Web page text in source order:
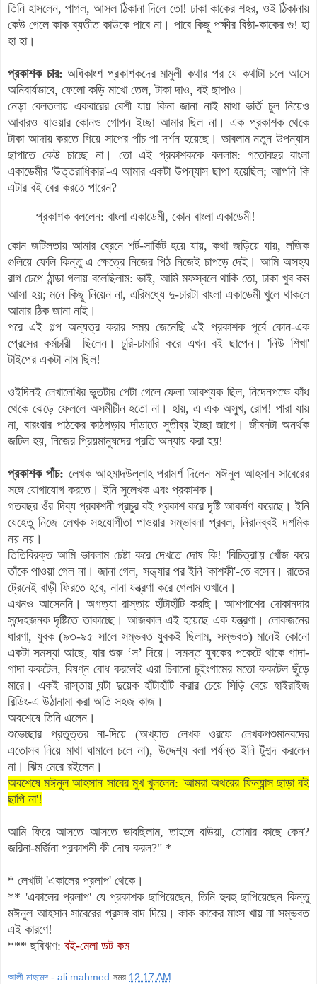
তিনি হাসলেন, পাগল, আসল ঠিকানা দিলে তো! ঢাকা কাকের শহর, ওই ঠিকানায়
কেউ গেলে কাক ব্যতীত কাউকে পাবে না। পাবে কিছু পক্ষীর বিষ্ঠা-কাকের গু! হা
হা হা।
প্রকাশক চার: অধিকাংশ প্রকাশকদের মামুলী কথার পর যে কথাটা চলে আসে
অনিবার্যভাবে, ফেলো কড়ি মাখো তেল, টাকা দাও, বই ছাপাও।
নেড়া বেলতলায় একবারের বেশী যায় কিনা জানা নাই মাথা ভর্তি চুল নিয়েও
আবারও যাওয়ার কোনও গোপন ইচ্ছা আমার ছিল না। এক প্রকাশক থেকে
টাকা আদায় করতে গিয়ে সাপের পাঁচ পা দর্শন হয়েছে। ভাবলাম নতুন উপন্যাস
ছাপাতে কেউ চাচ্ছে না। তো এই প্রকাশককে বললাম: গতোবছর বাংলা
একাডেমীর 'উত্তরাধিকার'-এ আমার একটা উপন্যাস ছাপা হয়েছিল; আপনি কি
এটার বই বের করতে পারেন?
প্রকাশক বললেন: বাংলা একাডেমী, কোন বাংলা একাডেমী!
কোন জটিলতায় আমার ব্রেনে শর্ট-সার্কিট হয়ে যায়, কথা জড়িয়ে যায়, লজিক
গুলিয়ে ফেলি কিন্তু এ ক্ষেত্রে নিজের পিঠ নিজেই চাপড়ে দেই। আমি অসহ্য
রাগ চেপে ঠান্ডা গলায় বলেছিলাম: ভাই, আমি মফস্বলে থাকি তো, ঢাকা খুব কম
আসা হয়; মনে কিছু নিয়েন না, এরিমধ্যে দু-চারটা বাংলা একাডেমী খুলে থাকলে
আমার ঠিক জানা নাই।
পরে এই গল্প অন্যত্র করার সময় জেনেছি এই প্রকাশক পূর্বে কোন-এক
প্রেসের কর্মচারী ছিলেন। চুরি-চামারি করে এখন বই ছাপেন। 'নিউ শিখা'
টাইপের একটা নাম ছিল!
ওইদিনই লেখালেখির ভুতটার পেটা গেলে ফেলা আবশ্যক ছিল, নিদেনপক্ষে কাঁধ
থেকে ঝেড়ে ফেললে অসমীচীন হতো না। হায়, এ এক অসুখ, রোগ! পারা যায়
না, বারংবার পাঠকের কাঠগড়ায় দাঁড়াতে সুতীব্র ইচ্ছা জাগে। জীবনটা অনর্থক
জটিল হয়, নিজের প্রিয়মানুষদের প্রতি অন্যায় করা হয়!
প্রকাশক পাঁচ: লেখক আহমাদউল্লাহ পরামর্শ দিলেন মঈনুল আহসান সাবেরের
সঙ্গে যোগাযোগ করতে। ইনি সুলেখক এবং প্রকাশক।
গতবছর ওঁর দিব্য প্রকাশনী প্রচুর বই প্রকাশ করে দৃষ্টি আকর্ষণ করেছে। ইনি
যেহেতু নিজে লেখক সহযোগীতা পাওয়ার সম্ভাবনা প্রবল, নিরানব্বই দশমিক
নয় নয়।
তিতিবিরক্ত আমি ভাবলাম চেষ্টা করে দেখতে দোষ কি! 'বিচিত্রা'য় খোঁজ করে
তাঁকে পাওয়া গেল না। জানা গেল, সন্ধ্যার পর ইনি 'কাশফী'-তে বসেন। রাতের
ট্রেনেই বাড়ী ফিরতে হবে, নানা যন্ত্রণা করে গেলাম ওখানে।
এখনও আসেননি। অগত্যা রাস্তায় হাঁটাহাঁটি করছি। আশপাশের দোকানদার
সন্দেহজনক দৃষ্টিতে তাকাচ্ছে। আজকাল এই হয়েছে এক যন্ত্রণা। লোকজনের
ধারণা, যুবক (৯৩-৯৫ সালে সম্ভবত যুবকই ছিলাম, সম্ভবত) মানেই কোনো
একটা সমস্যা আছে, যার শুরু ‘স’ দিয়ে। সমস্ত যুবকের পকেটে থাকে গাদা-
গাদা ককটেল, বিষণ্ন বোধ করলেই এরা চিবানো চুইংগামের মতো ককটেল ছুঁড়ে
মারে। একই রাস্তায় ঘন্টা দুয়েক হাঁটাহাঁটি করার চেয়ে সিড়ি বেয়ে হাইরাইজ
বিল্ডিং-এ উঠানামা করা অতি সহজ কাজ।
অবশেষে তিনি এলেন।
শুভেচ্ছার প্রতুত্তর না-দিয়ে (অখ্যাত লেখক ওরফে লেখকপশুমানবদের
এতোসব নিয়ে মাথা ঘামালে চলে না), উদ্দেশ্য বলা পর্যন্ত ইনি টুঁশব্দ করলেন
না। ঝিম মেরে রইলেন।
অবশেষে মঈনুল আহসান সাবের মুখ খুললেন: 'আমরা অথরের ফিন্যান্স ছাড়া বই
ছাপি না'!
আমি ফিরে আসতে আসতে ভাবছিলাম, তাহলে বাউয়া, তোমার কাছে কেন?
জরিনা-মর্জিনা প্রকাশনী কী দোষ করল?" *
* লেখাটা 'একালের প্রলাপ' থেকে।
** 'একালের প্রলাপ' যে প্রকাশক ছাপিয়েছেন, তিনি হুবহু ছাপিয়েছেন কিন্তু
মঈনুল আহসান সাবেরের প্রসঙ্গ বাদ দিয়ে। কাক কাকের মাংস খায় না সম্ভবত
এই কারণে!
*** ছবিঋণ: বই-মেলা ডট কম
আলী মাহমেদ - ali mahmed সময় 12:17 AM